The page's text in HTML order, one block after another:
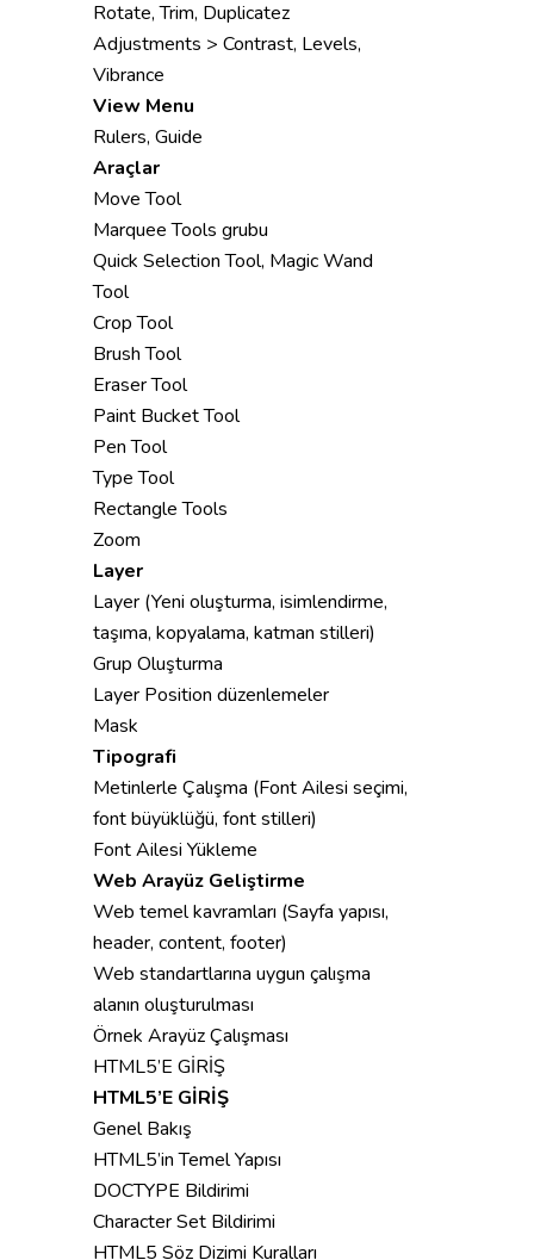
Rotate, Trim, Duplicatez
Adjustments > Contrast, Levels,
Vibrance
View Menu
Rulers, Guide
Araçlar
Move Tool
Marquee Tools grubu
Quick Selection Tool, Magic Wand
Tool
Crop Tool
Brush Tool
Eraser Tool
Paint Bucket Tool
Pen Tool
Type Tool
Rectangle Tools
Zoom
Layer
Layer (Yeni oluşturma, isimlendirme,
taşıma, kopyalama, katman stilleri)
Grup Oluşturma
Layer Position düzenlemeler
Mask
Tipografi
Metinlerle Çalışma (Font Ailesi seçimi,
font büyüklüğü, font stilleri)
Font Ailesi Yükleme
Web Arayüz Geliştirme
Web temel kavramları (Sayfa yapısı,
header, content, footer)
Web standartlarına uygun çalışma
alanın oluşturulması
Örnek Arayüz Çalışması
HTML5’E GİRİŞ
HTML5’E GİRİŞ
Genel Bakış
HTML5’in Temel Yapısı
DOCTYPE Bildirimi
Character Set Bildirimi
HTML5 Söz Dizimi Kuralları